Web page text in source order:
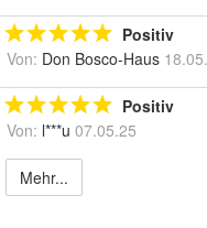
Positiv
Von: Don Bosco-Haus
Positiv
Von: l***u 07.05.25
Mehr...